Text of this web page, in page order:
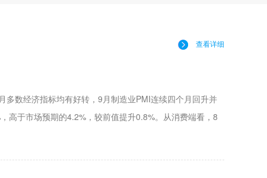
查看详细
数经济指标均有好转，9月制造业PMI连续四个月回升并
高于市场预期的4.2%，较前值提升0.8%。从消费端看，8